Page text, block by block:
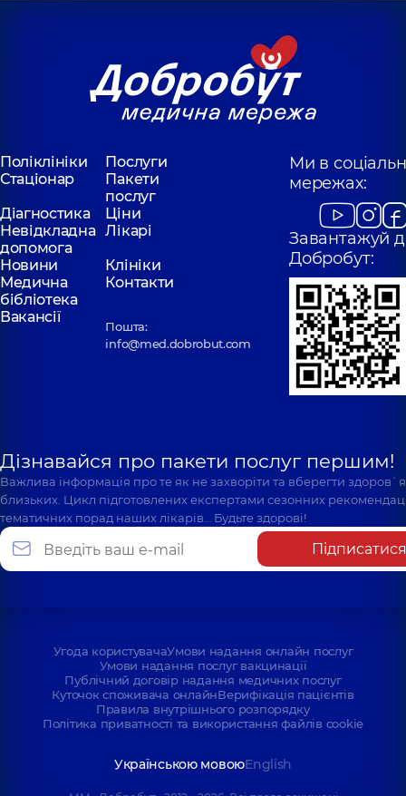
Поліклініки
Послуги
Стаціонар
Пакети
послуг
Діагностика
Ціни
Невідкладна
допомога
Лікарі
Новини
Клініки
Медична
бібліотека
Контакти
Вакансії
Пошта:
info@med.dobrobut.com
Ми в
мережах:
Завантажуй
Добробут:
Дізнавайся про пакети послуг першим!
Важлива інформація про те як не захворіти та вберегти
близьких. Цикл підготовлених експертами сезонних
тематичних порад наших лікарів… Будьте здорові!
Підписатися
Угода користувачаУмови надання онлайн послуг
Умови надання послуг вакцинації
Публічний договір надання медичних послуг
Куточок споживача онлайнВерифікація пацієнтів
Правила внутрішнього розпорядку
Політика приватності та використання файлів cookie
Українською мовоюEnglish